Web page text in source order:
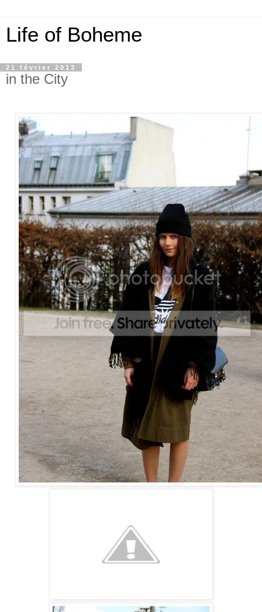
Life of Boheme
21 février 2013
in the City